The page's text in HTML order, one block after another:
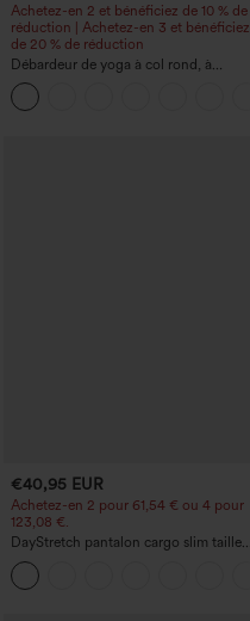
Achetez-en 2 et bénéficiez de 10 % de
réduction | Achetez-en 3 et bénéficiez
de 20 % de réduction
Débardeur de yoga à col rond, à
fronces, effet rafraîchissant - UPF50+
€40,95 EUR
Achetez-en 2 pour 61,54 € ou 4 pour
123,08 €.
DayStretch pantalon cargo slim taille
haute, poches zippées, uni